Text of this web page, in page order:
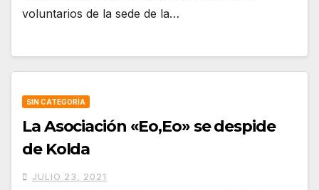
voluntarios de la sede de la…
SIN CATEGORÍA
La Asociación «Eo,Eo» se despide
de Kolda
JULIO 23, 2021